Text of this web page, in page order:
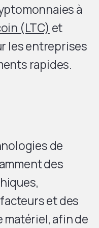
à
(LTC) et
les entreprises
rapides.
de
des
et des
afin de